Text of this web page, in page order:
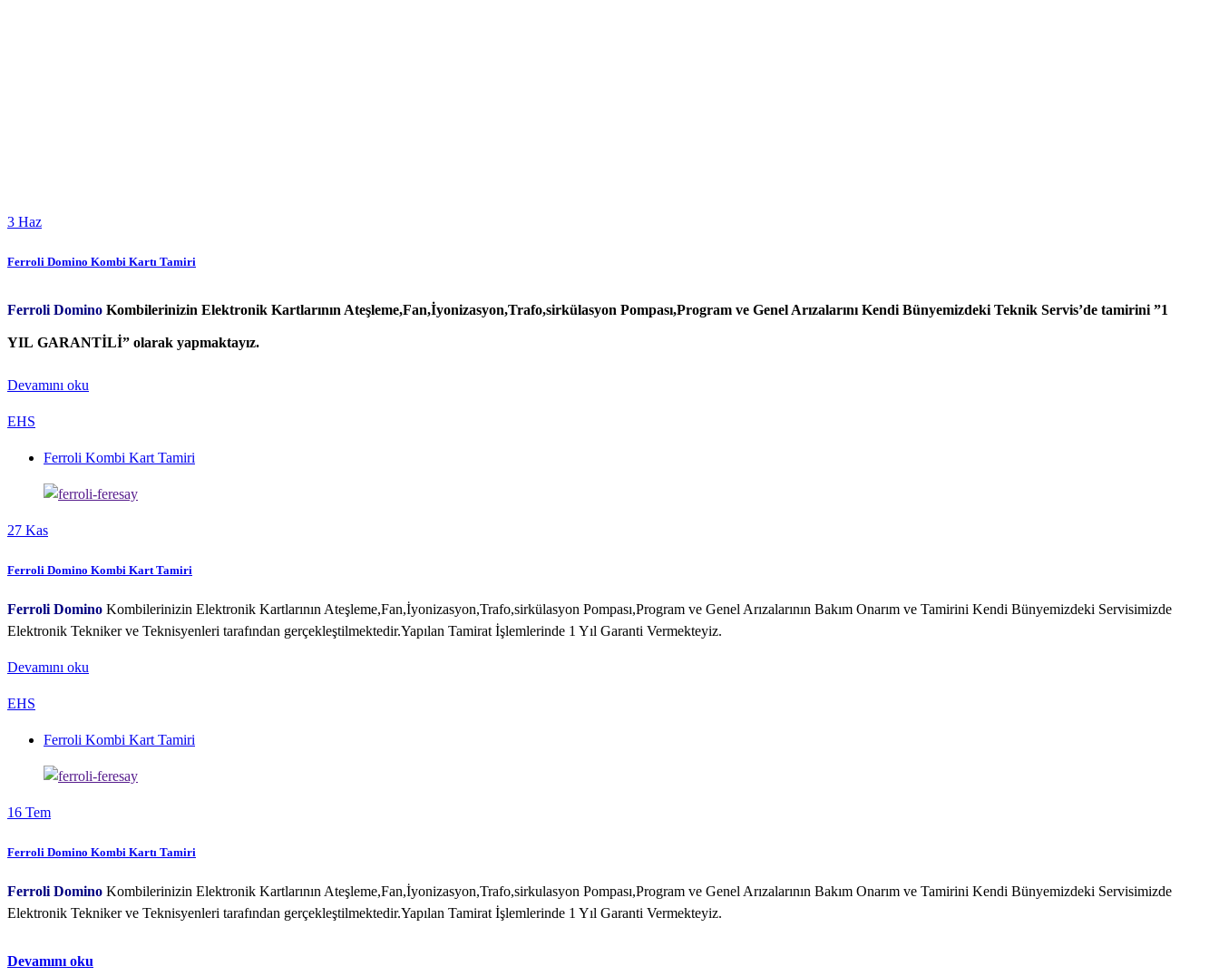
3 Haz
Ferroli Domino Kombi Kartı Tamiri
Ferroli Domino Kombilerinizin Elektronik Kartlarının Ateşleme,Fan,İyonizasyon,Trafo,sirkülasyon Pompası,Program ve Genel Arızalarını Kendi Bünyemizdeki Teknik Servis’de tamirini ”1
YIL GARANTİLİ” olarak yapmaktayız.
Devamını oku
EHS
Ferroli Kombi Kart Tamiri
27 Kas
Ferroli Domino Kombi Kart Tamiri
Ferroli Domino Kombilerinizin Elektronik Kartlarının Ateşleme,Fan,İyonizasyon,Trafo,sirkülasyon Pompası,Program ve Genel Arızalarının Bakım Onarım ve Tamirini Kendi Bünyemizdeki Servisimizde
Elektronik Tekniker ve Teknisyenleri tarafından gerçekleştilmektedir.Yapılan Tamirat İşlemlerinde 1 Yıl Garanti Vermekteyiz.
Devamını oku
EHS
Ferroli Kombi Kart Tamiri
16 Tem
Ferroli Domino Kombi Kartı Tamiri
Ferroli Domino Kombilerinizin Elektronik Kartlarının Ateşleme,Fan,İyonizasyon,Trafo,sirkulasyon Pompası,Program ve Genel Arızalarının Bakım Onarım ve Tamirini Kendi Bünyemizdeki Servisimizde
Elektronik Tekniker ve Teknisyenleri tarafından gerçekleştilmektedir.Yapılan Tamirat İşlemlerinde 1 Yıl Garanti Vermekteyiz.
Devamını oku